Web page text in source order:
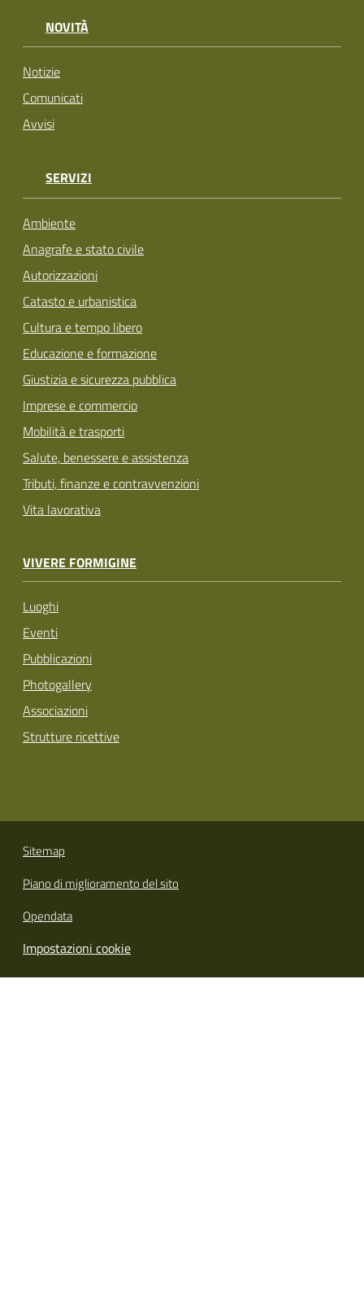
NOVITÀ
Notizie
Comunicati
Avvisi
SERVIZI
Ambiente
Anagrafe e stato civile
Autorizzazioni
Catasto e urbanistica
Cultura e tempo libero
Educazione e formazione
Giustizia e sicurezza pubblica
Imprese e commercio
Mobilità e trasporti
Salute, benessere e assistenza
Tributi, finanze e contravvenzioni
Vita lavorativa
VIVERE FORMIGINE
Luoghi
Eventi
Pubblicazioni
Photogallery
Associazioni
Strutture ricettive
Sitemap
Piano di miglioramento del sito
Opendata
Impostazioni cookie